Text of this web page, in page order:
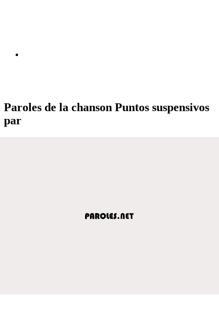
Paroles de la chanson Puntos suspensivos
par